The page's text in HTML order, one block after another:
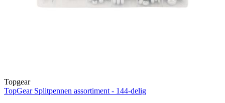
Topgear
TopGear Splitpennen assortiment - 144-delig